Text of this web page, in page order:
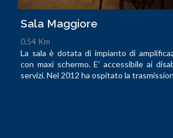
Sala Maggiore
0,54 Km
La sala è dotata di impianto di
con maxi schermo. E' accessibile ai
servizi. Nel 2012 ha ospitato la